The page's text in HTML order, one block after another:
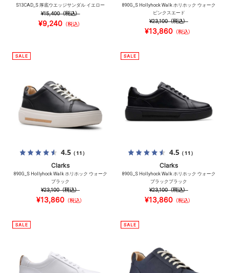
S13CAD_S 厚底ウエッジサンダル イエロー
¥15,400（税込）
¥9,240（税込）
890G_S Hollyhock Walk ホリホック ウォーク
ピンクスエード
¥23,100（税込）
¥13,860（税込）
4.5（11）
Clarks
890G_S Hollyhock Walk ホリホック ウォーク
ブラック
¥23,100（税込）
¥13,860（税込）
4.5（11）
Clarks
890G_S Hollyhock Walk ホリホック ウォーク
ブラックブラック
¥23,100（税込）
¥13,860（税込）